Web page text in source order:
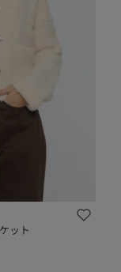
ット